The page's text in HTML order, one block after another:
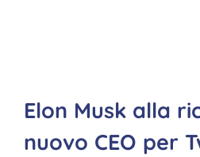
Elon Musk alla
nuovo CEO per